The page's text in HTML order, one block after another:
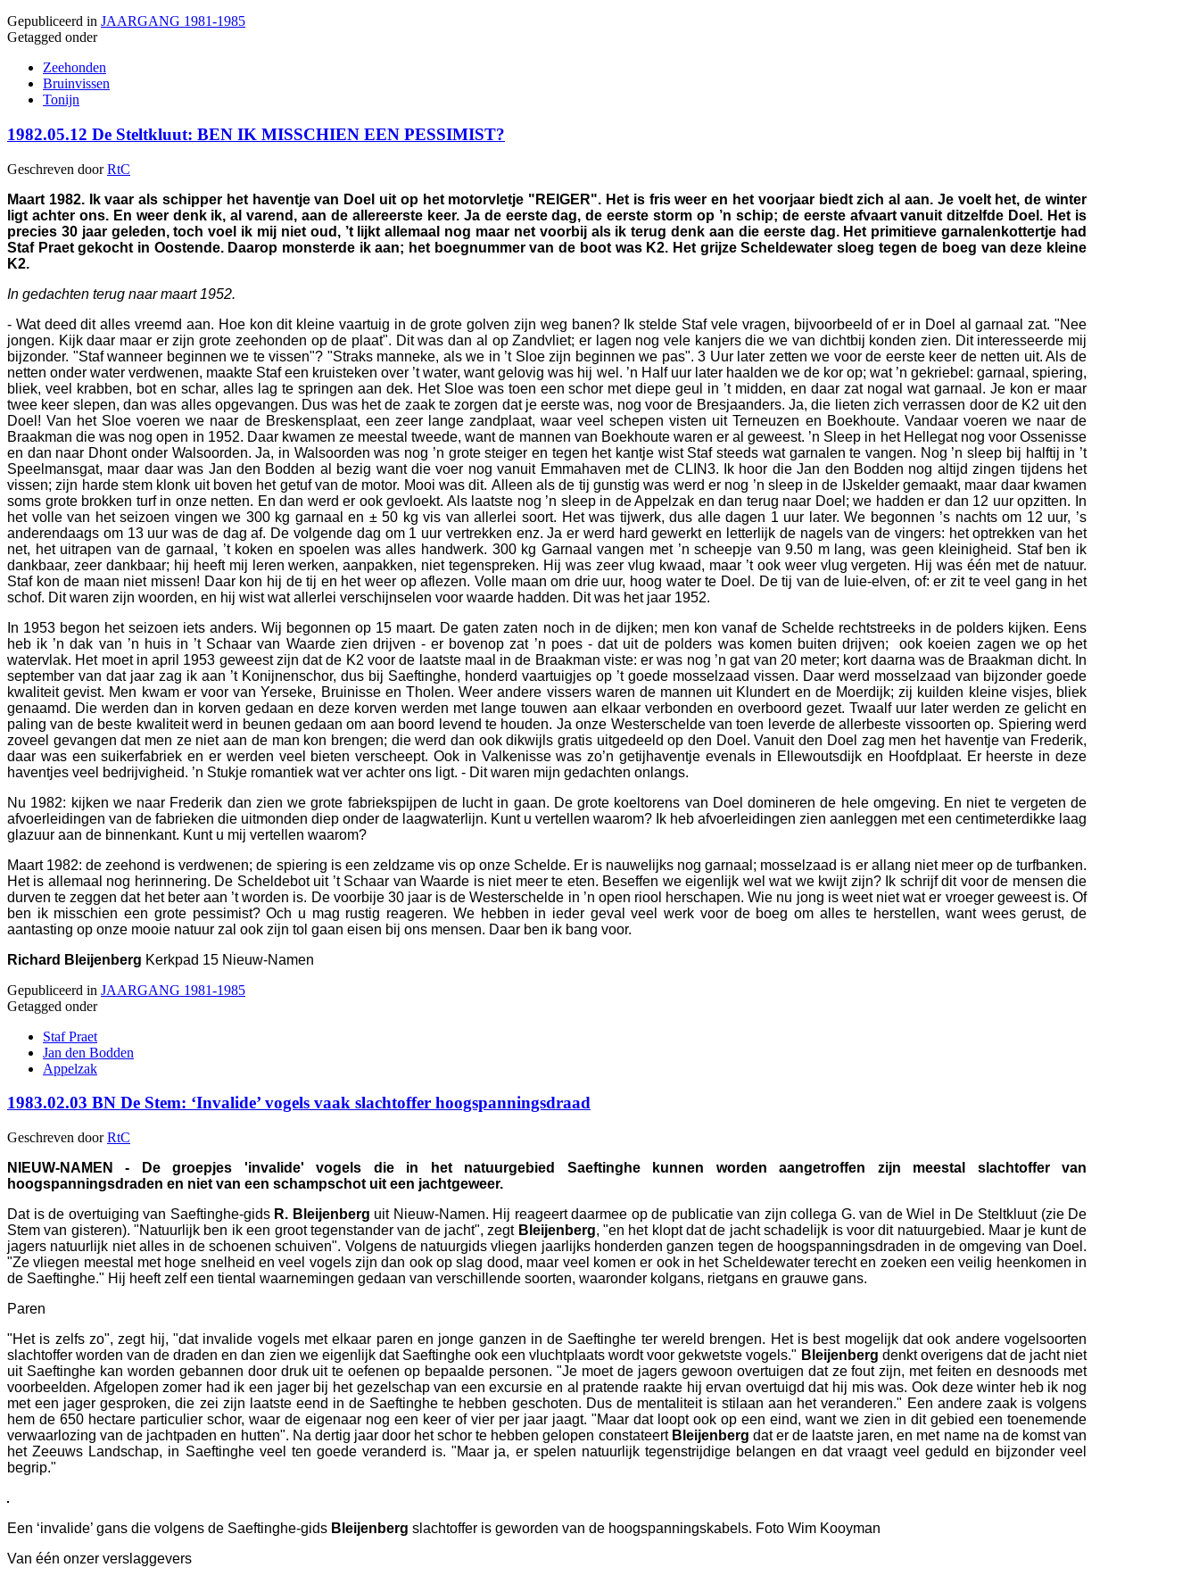
Gepubliceerd in JAARGANG 1981-1985
Getagged onder
Zeehonden
Bruinvissen
Tonijn
1982.05.12 De Steltkluut: BEN IK MISSCHIEN EEN PESSIMIST?
Geschreven doorRtC
Maart 1982. Ik vaar als schipper het haventje van Doel uit op het motorvletje "REIGER". Het is fris weer en het voorjaar biedt zich al aan. Je voelt het, de winter
ligt achter ons. En weer denk ik, al varend, aan de allereerste keer. Ja de eerste dag, de eerste storm op ’n schip; de eerste afvaart vanuit ditzelfde Doel. Het is
precies 30 jaar geleden, toch voel ik mij niet oud, ’t lijkt allemaal nog maar net voorbij als ik terug denk aan die eerste dag. Het primitieve garnalenkottertje had
Staf Praet gekocht in Oostende. Daarop monsterde ik aan; het boegnummer van de boot was K2. Het grijze Scheldewater sloeg tegen de boeg van deze kleine
K2.
In gedachten terug naar maart 1952.
- Wat deed dit alles vreemd aan. Hoe kon dit kleine vaartuig in de grote golven zijn weg banen? Ik stelde Staf vele vragen, bijvoorbeeld of er in Doel al garnaal zat. "Nee
jongen. Kijk daar maar er zijn grote zeehonden op de plaat". Dit was dan al op Zandvliet; er lagen nog vele kanjers die we van dichtbij konden zien. Dit interesseerde mij
bijzonder. "Staf wanneer beginnen we te vissen"? "Straks manneke, als we in ’t Sloe zijn beginnen we pas". 3 Uur later zetten we voor de eerste keer de netten uit. Als de
netten onder water verdwenen, maakte Staf een kruisteken over ’t water, want gelovig was hij wel. ’n Half uur later haalden we de kor op; wat ’n gekriebel: garnaal, spiering,
bliek, veel krabben, bot en schar, alles lag te springen aan dek. Het Sloe was toen een schor met diepe geul in ’t midden, en daar zat nogal wat garnaal. Je kon er maar
twee keer slepen, dan was alles opgevangen. Dus was het de zaak te zorgen dat je eerste was, nog voor de Bresjaanders. Ja, die lieten zich verrassen door de K2 uit den
Doel! Van het Sloe voeren we naar de Breskensplaat, een zeer lange zandplaat, waar veel schepen visten uit Terneuzen en Boekhoute. Vandaar voeren we naar de
Braakman die was nog open in 1952. Daar kwamen ze meestal tweede, want de mannen van Boekhoute waren er al geweest. ’n Sleep in het Hellegat nog voor Ossenisse
en dan naar Dhont onder Walsoorden. Ja, in Walsoorden was nog ’n grote steiger en tegen het kantje wist Staf steeds wat garnalen te vangen. Nog ’n sleep bij halftij in ’t
Speelmansgat, maar daar was Jan den Bodden al bezig want die voer nog vanuit Emmahaven met de CLIN3. Ik hoor die Jan den Bodden nog altijd zingen tijdens het
vissen; zijn harde stem klonk uit boven het getuf van de motor. Mooi was dit. Alleen als de tij gunstig was werd er nog ’n sleep in de IJskelder gemaakt, maar daar kwamen
soms grote brokken turf in onze netten. En dan werd er ook gevloekt. Als laatste nog ’n sleep in de Appelzak en dan terug naar Doel; we hadden er dan 12 uur opzitten. In
het volle van het seizoen vingen we 300 kg garnaal en ± 50 kg vis van allerlei soort. Het was tijwerk, dus alle dagen 1 uur later. We begonnen ’s nachts om 12 uur, ’s
anderendaags om 13 uur was de dag af. De volgende dag om 1 uur vertrekken enz. Ja er werd hard gewerkt en letterlijk de nagels van de vingers: het optrekken van het
net, het uitrapen van de garnaal, ’t koken en spoelen was alles handwerk. 300 kg Garnaal vangen met ’n scheepje van 9.50 m lang, was geen kleinigheid. Staf ben ik
dankbaar, zeer dankbaar; hij heeft mij leren werken, aanpakken, niet tegenspreken. Hij was zeer vlug kwaad, maar ’t ook weer vlug vergeten. Hij was één met de natuur.
Staf kon de maan niet missen! Daar kon hij de tij en het weer op aflezen. Volle maan om drie uur, hoog water te Doel. De tij van de luie-elven, of: er zit te veel gang in het
schof. Dit waren zijn woorden, en hij wist wat allerlei verschijnselen voor waarde hadden. Dit was het jaar 1952.
In 1953 begon het seizoen iets anders. Wij begonnen op 15 maart. De gaten zaten noch in de dijken; men kon vanaf de Schelde rechtstreeks in de polders kijken. Eens
heb ik ’n dak van ’n huis in ’t Schaar van Waarde zien drijven - er bovenop zat ’n poes - dat uit de polders was komen buiten drijven; ook koeien zagen we op het
watervlak. Het moet in april 1953 geweest zijn dat de K2 voor de laatste maal in de Braakman viste: er was nog ’n gat van 20 meter; kort daarna was de Braakman dicht. In
september van dat jaar zag ik aan ’t Konijnenschor, dus bij Saeftinghe, honderd vaartuigjes op ’t goede mosselzaad vissen. Daar werd mosselzaad van bijzonder goede
kwaliteit gevist. Men kwam er voor van Yerseke, Bruinisse en Tholen. Weer andere vissers waren de mannen uit Klundert en de Moerdijk; zij kuilden kleine visjes, bliek
genaamd. Die werden dan in korven gedaan en deze korven werden met lange touwen aan elkaar verbonden en overboord gezet. Twaalf uur later werden ze gelicht en
paling van de beste kwaliteit werd in beunen gedaan om aan boord levend te houden. Ja onze Westerschelde van toen leverde de allerbeste vissoorten op. Spiering werd
zoveel gevangen dat men ze niet aan de man kon brengen; die werd dan ook dikwijls gratis uitgedeeld op den Doel. Vanuit den Doel zag men het haventje van Frederik,
daar was een suikerfabriek en er werden veel bieten verscheept. Ook in Valkenisse was zo’n getijhaventje evenals in Ellewoutsdijk en Hoofdplaat. Er heerste in deze
haventjes veel bedrijvigheid. ’n Stukje romantiek wat ver achter ons ligt. - Dit waren mijn gedachten onlangs.
Nu 1982: kijken we naar Frederik dan zien we grote fabriekspijpen de lucht in gaan. De grote koeltorens van Doel domineren de hele omgeving. En niet te vergeten de
afvoerleidingen van de fabrieken die uitmonden diep onder de laagwaterlijn. Kunt u vertellen waarom? Ik heb afvoerleidingen zien aanleggen met een centimeterdikke laag
glazuur aan de binnenkant. Kunt u mij vertellen waarom?
Maart 1982: de zeehond is verdwenen; de spiering is een zeldzame vis op onze Schelde. Er is nauwelijks nog garnaal; mosselzaad is er allang niet meer op de turfbanken.
Het is allemaal nog herinnering. De Scheldebot uit ’t Schaar van Waarde is niet meer te eten. Beseffen we eigenlijk wel wat we kwijt zijn? Ik schrijf dit voor de mensen die
durven te zeggen dat het beter aan ’t worden is. De voorbije 30 jaar is de Westerschelde in ’n open riool herschapen. Wie nu jong is weet niet wat er vroeger geweest is. Of
ben ik misschien een grote pessimist? Och u mag rustig reageren. We hebben in ieder geval veel werk voor de boeg om alles te herstellen, want wees gerust, de
aantasting op onze mooie natuur zal ook zijn tol gaan eisen bij ons mensen. Daar ben ik bang voor.
Richard Bleijenberg Kerkpad 15 Nieuw-Namen
Gepubliceerd in JAARGANG 1981-1985
Getagged onder
Staf Praet
Jan den Bodden
Appelzak
1983.02.03 BN De Stem: ‘Invalide’ vogels vaak slachtoffer hoogspanningsdraad
Geschreven doorRtC
NIEUW-NAMEN - De groepjes 'invalide' vogels die in het natuurgebied Saeftinghe kunnen worden aangetroffen zijn meestal slachtoffer van
hoogspanningsdraden en niet van een schampschot uit een jachtgeweer.
Dat is de overtuiging van Saeftinghe-gids R. Bleijenberg uit Nieuw-Namen. Hij reageert daarmee op de publicatie van zijn collega G. van de Wiel in De Steltkluut (zie De
Stem van gisteren). "Natuurlijk ben ik een groot tegenstander van de jacht", zegtBleijenberg, "en het klopt dat de jacht schadelijk is voor dit natuurgebied. Maar je kunt de
jagers natuurlijk niet alles in de schoenen schuiven". Volgens de natuurgids vliegen jaarlijks honderden ganzen tegen de hoogspanningsdraden in de omgeving van Doel.
"Ze vliegen meestal met hoge snelheid en veel vogels zijn dan ook op slag dood, maar veel komen er ook in het Scheldewater terecht en zoeken een veilig heenkomen in
de Saeftinghe." Hij heeft zelf een tiental waarnemingen gedaan van verschillende soorten, waaronder kolgans, rietgans en grauwe gans.
Paren
"Het is zelfs zo", zegt hij, "dat invalide vogels met elkaar paren en jonge ganzen in de Saeftinghe ter wereld brengen. Het is best mogelijk dat ook andere vogelsoorten
slachtoffer worden van de draden en dan zien we eigenlijk dat Saeftinghe ook een vluchtplaats wordt voor gekwetste vogels." Bleijenberg denkt overigens dat de jacht niet
uit Saeftinghe kan worden gebannen door druk uit te oefenen op bepaalde personen. "Je moet de jagers gewoon overtuigen dat ze fout zijn, met feiten en desnoods met
voorbeelden. Afgelopen zomer had ik een jager bij het gezelschap van een excursie en al pratende raakte hij ervan overtuigd dat hij mis was. Ook deze winter heb ik nog
met een jager gesproken, die zei zijn laatste eend in de Saeftinghe te hebben geschoten. Dus de mentaliteit is stilaan aan het veranderen." Een andere zaak is volgens
hem de 650 hectare particulier schor, waar de eigenaar nog een keer of vier per jaar jaagt. "Maar dat loopt ook op een eind, want we zien in dit gebied een toenemende
verwaarlozing van de jachtpaden en hutten". Na dertig jaar door het schor te hebben gelopen constateert Bleijenberg dat er de laatste jaren, en met name na de komst van
het Zeeuws Landschap, in Saeftinghe veel ten goede veranderd is. "Maar ja, er spelen natuurlijk tegenstrijdige belangen en dat vraagt veel geduld en bijzonder veel
begrip."
Een ‘invalide’ gans die volgens de Saeftinghe-gids Bleijenberg slachtoffer is geworden van de hoogspanningskabels. Foto Wim Kooyman
Van één onzer verslaggevers